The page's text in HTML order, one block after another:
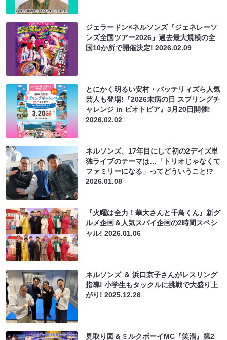
ジェラードン×ネルソンズ『ジェネレーソ
ンズ全国ツアー2026』過去最大規模の全
国10か所で開催決定!2026.02.09
とにかく明るい安村・バッテリィズら人気
芸人も登場!『2026未病の日 スプリングチ
ャレンジ in ビオトピア』3月20日開催!
2026.02.02
ネルソンズ、17年目にして初の2デイズ単
独ライブのテーマは…「トリオじゃなくて
ファミリーになる」ってどういうこと!?
2026.01.08
『火曜は全力！華大さんと千鳥くん』新グ
ルメ企画＆人気スパイ企画の2時間スペシ
ャル!2026.01.06
ネルソンズ ＆ 浜口京子さんがレスリング
指導! 小学生もタックルに挑戦で大盛り上
がり!2025.12.26
見取り図＆ミルクボーイMC『笑渦』第2